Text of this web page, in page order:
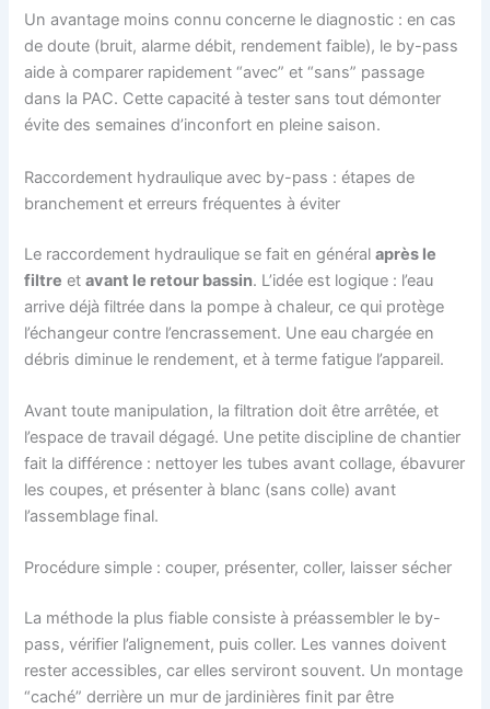
Un avantage moins connu concerne le diagnostic : en cas
de doute (bruit, alarme débit, rendement faible), le by-pass
aide à comparer rapidement “avec” et “sans” passage
dans la PAC. Cette capacité à tester sans tout démonter
évite des semaines d’inconfort en pleine saison.
Raccordement hydraulique avec by-pass : étapes de
branchement et erreurs fréquentes à éviter
Le raccordement hydraulique se fait en généralaprès le
filtre etavant le retour bassin. L’idée est logique : l’eau
arrive déjà filtrée dans la pompe à chaleur, ce qui protège
l’échangeur contre l’encrassement. Une eau chargée en
débris diminue le rendement, et à terme fatigue l’appareil.
Avant toute manipulation, la filtration doit être arrêtée, et
l’espace de travail dégagé. Une petite discipline de chantier
fait la différence : nettoyer les tubes avant collage, ébavurer
les coupes, et présenter à blanc (sans colle) avant
l’assemblage final.
Procédure simple : couper, présenter, coller, laisser sécher
La méthode la plus fiable consiste à préassembler le by-
pass, vérifier l’alignement, puis coller. Les vannes doivent
rester accessibles, car elles serviront souvent. Un montage
“caché” derrière un mur de jardinières finit par être